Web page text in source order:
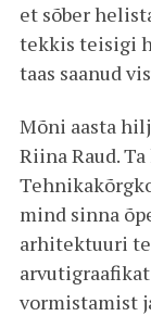
et sõber
tekkis teisigi
taas saanud
Mõni aasta
Riina Raud.
mind sinna
arhitektuuri
vormistamist